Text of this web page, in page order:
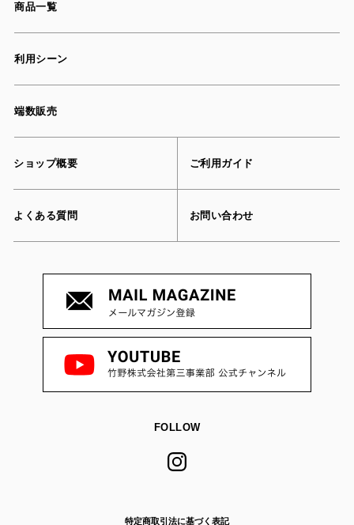
商品一覧
利用シーン
端数販売
ショップ概要 ご利用ガイド
よくある質問 お問い合わせ
FOLLOW
特定商取引法に基づく表記